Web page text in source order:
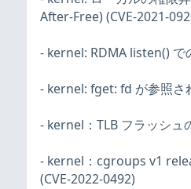
After-Free) (CVE-2021-
- kernel: RDMA listen() で
- kernel: fget: fd が参照さ
- kernel：TLB フラッシュ
- kernel：cgroups v1
(CVE-2022-0492)